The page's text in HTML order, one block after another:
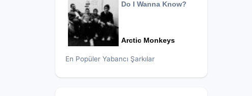
Do I Wanna Know?
Arctic Monkeys
En Popüler Yabancı Şarkılar